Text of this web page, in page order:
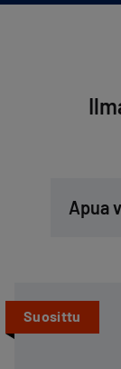
Apua
Suosittu